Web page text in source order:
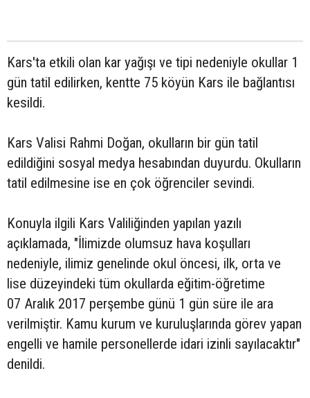
Kars'ta etkili olan kar yağışı ve tipi nedeniyle okullar 1
gün tatil edilirken, kentte 75 köyün Kars ile bağlantısı
kesildi.
Kars Valisi Rahmi Doğan, okulların bir gün tatil
edildiğini sosyal medya hesabından duyurdu. Okulların
tatil edilmesine ise en çok öğrenciler sevindi.
Konuyla ilgili Kars Valiliğinden yapılan yazılı
açıklamada, "İlimizde olumsuz hava koşulları
nedeniyle, ilimiz genelinde okul öncesi, ilk, orta ve
lise düzeyindeki tüm okullarda eğitim-öğretime
07 Aralık 2017 perşembe günü 1 gün süre ile ara
verilmiştir. Kamu kurum ve kuruluşlarında görev yapan
engelli ve hamile personellerde idari izinli sayılacaktır"
denildi.